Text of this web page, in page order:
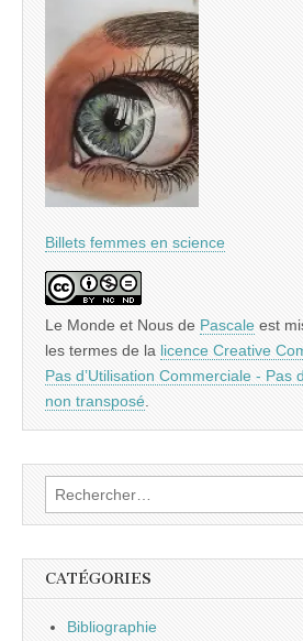
Billets femmes en science
Le Monde et Nous de Pascale est
les termes de la licence Creative
Pas d’Utilisation Commerciale - Pas
non transposé
Rechercher :
CATÉGORIES
Bibliographie